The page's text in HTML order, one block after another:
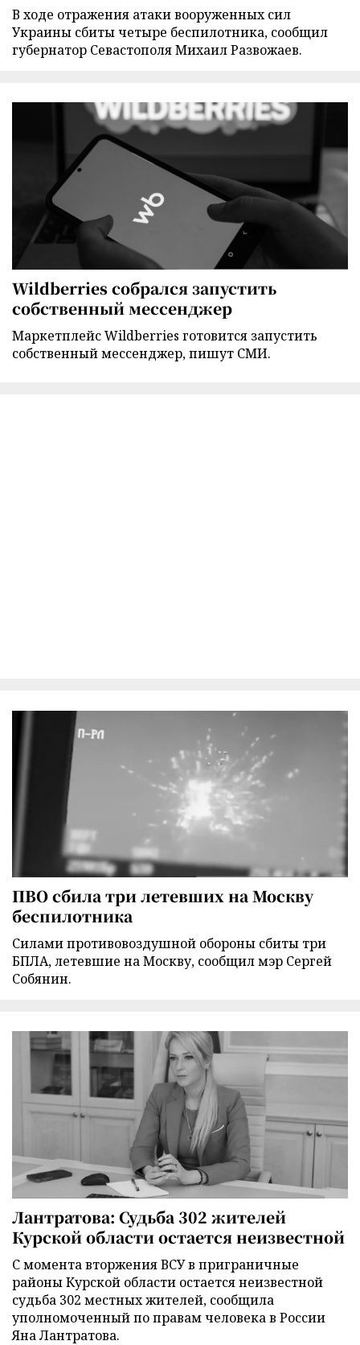
В ходе отражения атаки вооруженных сил
Украины сбиты четыре беспилотника, сообщил
губернатор Севастополя Михаил Развожаев.
Wildberries собрался запустить
собственный мессенджер
Маркетплейс Wildberries готовится запустить
собственный мессенджер, пишут СМИ.
ПВО сбила три летевших на Москву
беспилотника
Силами противовоздушной обороны сбиты три
БПЛА, летевшие на Москву, сообщил мэр Сергей
Собянин.
Лантратова: Судьба 302 жителей
Курской области остается неизвестной
С момента вторжения ВСУ в приграничные
районы Курской области остается неизвестной
судьба 302 местных жителей, сообщила
уполномоченный по правам человека в России
Яна Лантратова.